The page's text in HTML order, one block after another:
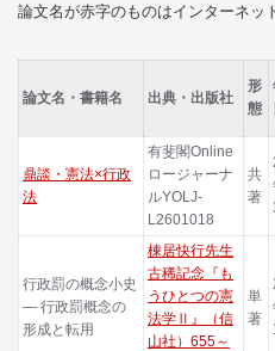
論文名が赤字のものはインターネッ
論文名・書籍名 出典・出版社
形
態
鼎談・憲法×行政
法
有斐閣Online
ロージャーナ
ルYOLJ-
L2601018
共
著
行政罰の概念小史
― 行政罰概念の
形成と転用
棟居快行先生
古稀記念『も
うひとつの憲
法学Ⅱ』（信
山社）655～
単
著